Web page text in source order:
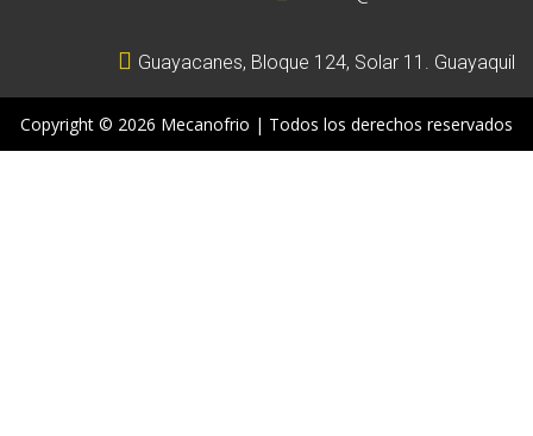
Guayacanes, Bloque 124, Solar 11. Guayaquil
Copyright © 2026 Mecanofrio | Todos los derechos reservados